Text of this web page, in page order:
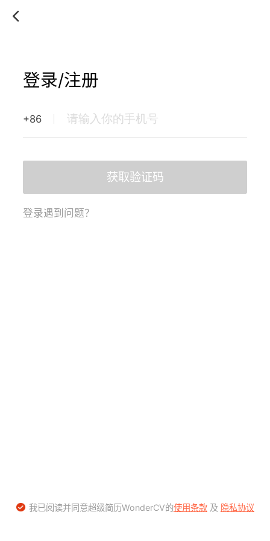
登录/注册
+86
获取验证码
登录遇到问题？
我已阅读并同意超级简历WonderCV的使用条款及 隐私协议